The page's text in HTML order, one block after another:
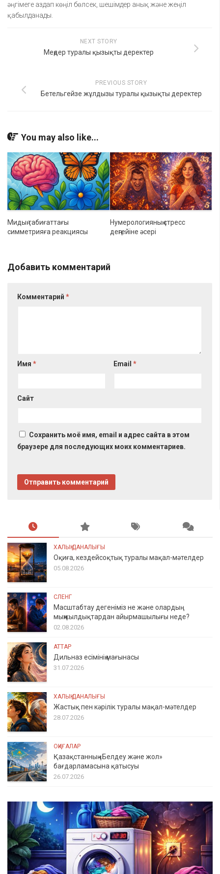
әңгімеге аздап көңіл бөлсек, шешімдер анық және жеңіл
қабылданады.
NEXT STORY
Меңдер туралы қызықты деректер
PREVIOUS STORY
Бетельгейзе жұлдызы туралы қызықты деректер
You may also like...
Мидың табиғаттағы
симметрияға реакциясы
Нумерологияның стресс
деңгейіне әсері
Добавить комментарий
Комментарий *
Имя * Email*
Сайт
Сохранить моё имя, email и адрес сайта в этом
браузере для последующих моих комментариев.
ХАЛЫҚ ДАНАЛЫҒЫ
Оқиға, кездейсоқтық туралы мақал-мәтелдер
05.08.2026
СЛЕНГ
Масштабтау дегеніміз не және олардың
мыңжылдықтардан айырмашылығы неде?
02.08.2026
АТТАР
Дильназ есімінің мағынасы
31.07.2026
ХАЛЫҚ ДАНАЛЫҒЫ
Жастық пен кәрілік туралы мақал-мәтелдер
28.07.2026
ОҚИҒАЛАР
Қазақстанның «Белдеу және жол»
бағдарламасына қатысуы
26.07.2026